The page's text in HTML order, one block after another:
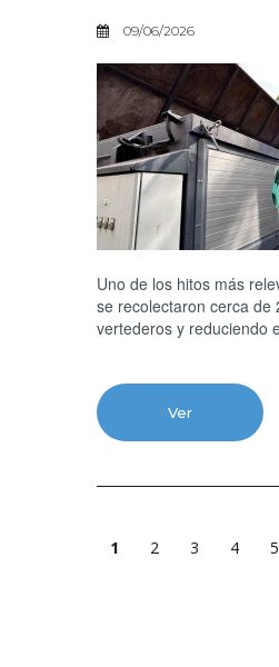
09/06/2026
Uno de los hitos más
se recolectaron cerca de
vertederos y reduciendo
Ver
1 2 3 4 5